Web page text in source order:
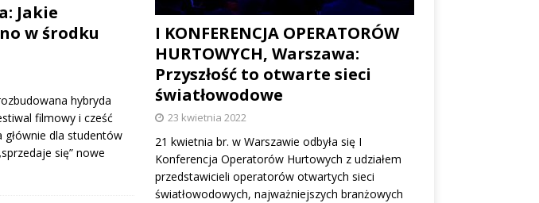
Jakie
w środku
hybryda
filmowy i cześć
dla studentów
się” nowe
I KONFERENCJA OPERATORÓW
HURTOWYCH, Warszawa:
Przyszłość to otwarte sieci
światłowodowe
23 kwietnia 2022
21 kwietnia br. w Warszawie odbyła się I
Konferencja Operatorów Hurtowych z udziałem
przedstawicieli operatorów otwartych sieci
światłowodowych, najważniejszych branżowych